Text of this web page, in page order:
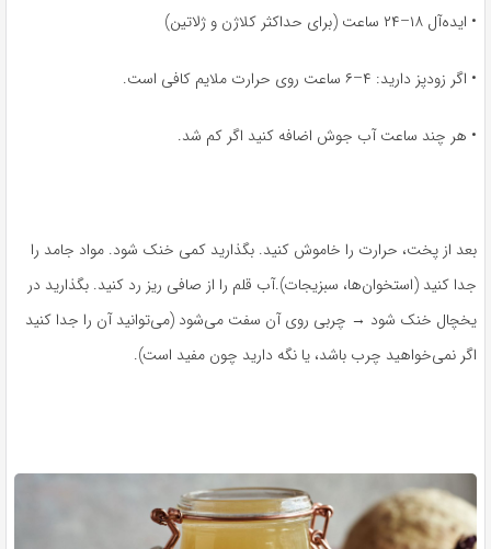
• ایده‌آل ۱۸–۲۴ ساعت (برای حداکثر کلاژن و ژلاتین)
• اگر زودپز دارید: ۴–۶ ساعت روی حرارت ملایم کافی است.
• هر چند ساعت آب جوش اضافه کنید اگر کم شد.
بعد از پخت، حرارت را خاموش کنید. بگذارید کمی خنک شود. مواد جامد را
جدا کنید (استخوان‌ها، سبزیجات).آب قلم را از صافی ریز رد کنید. بگذارید در
یخچال خنک شود → چربی روی آن سفت می‌شود (می‌توانید آن را جدا کنید
اگر نمی‌خواهید چرب باشد، یا نگه دارید چون مفید است).